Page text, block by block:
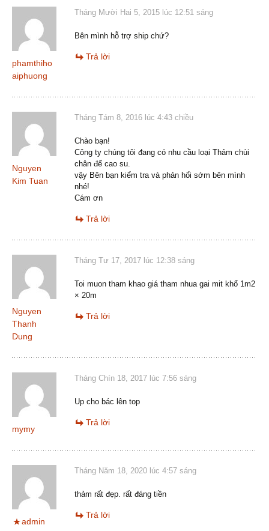
phamthiho
aiphuong
Tháng Mười Hai 5, 2015 lúc 12:51 sáng
Bên mình hỗ trợ ship chứ?
Trả lời
Nguyen
Kim Tuan
Tháng Tám 8, 2016 lúc 4:43 chiều
Chào bạn!
Công ty chúng tôi đang có nhu cầu loại Thảm chùi
chân đế cao su.
vậy Bên bạn kiểm tra và phản hổi sớm bên mình
nhé!
Cám ơn
Trả lời
Nguyen
Thanh
Dung
Tháng Tư 17, 2017 lúc 12:38 sáng
Toi muon tham khao giá tham nhua gai mit khổ 1m2
× 20m
Trả lời
mymy
Tháng Chín 18, 2017 lúc 7:56 sáng
Up cho bác lên top
Trả lời
admin
Tháng Năm 18, 2020 lúc 4:57 sáng
thảm rất đẹp. rất đáng tiền
Trả lời